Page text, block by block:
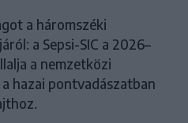
a háromszéki
a Sepsi-SIC a 2026–
a nemzetközi
hazai pontvadászatban